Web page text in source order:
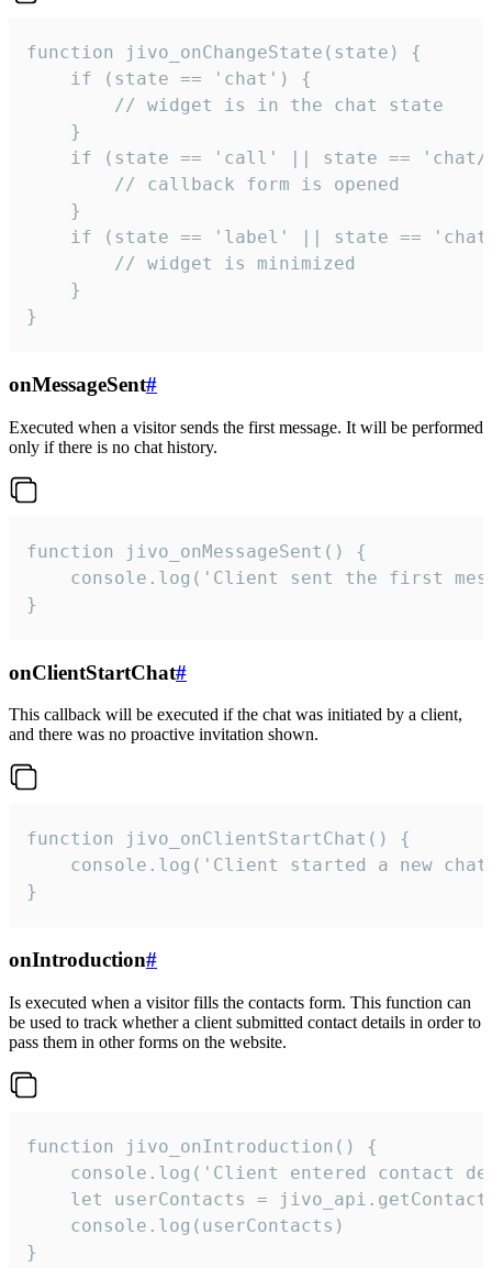
function jivo_onChangeState(state) {
    if (state == 'chat') {
        // widget is in the chat state
    }
if (state == 'call' || state ==
        // callback form is opened
    }
if (state == 'label' || state ==
        // widget is minimized
    }
}
onMessageSent#
Executed when a visitor sends the first message. It will be performed
only if there is no chat history.
function jivo_onMessageSent() {
console.log('Client sent the first
}
onClientStartChat#
This callback will be executed if the chat was initiated by a client,
and there was no proactive invitation shown.
function jivo_onClientStartChat() {
console.log('Client started a new
}
onIntroduction#
Is executed when a visitor fills the contacts form. This function can
be used to track whether a client submitted contact details in order to
pass them in other forms on the website.
function jivo_onIntroduction() {
console.log('Client entered contact
let userContacts =
    console.log(userContacts)
}